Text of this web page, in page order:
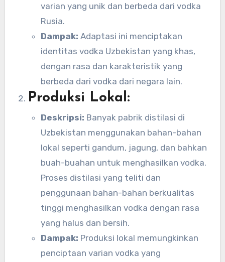
varian yang unik dan berbeda dari vodka
Rusia.
Dampak: Adaptasi ini menciptakan
identitas vodka Uzbekistan yang khas,
dengan rasa dan karakteristik yang
berbeda dari vodka dari negara lain.
Produksi Lokal:
Deskripsi: Banyak pabrik distilasi di
Uzbekistan menggunakan bahan-bahan
lokal seperti gandum, jagung, dan bahkan
buah-buahan untuk menghasilkan vodka.
Proses distilasi yang teliti dan
penggunaan bahan-bahan berkualitas
tinggi menghasilkan vodka dengan rasa
yang halus dan bersih.
Dampak: Produksi lokal memungkinkan
penciptaan varian vodka yang